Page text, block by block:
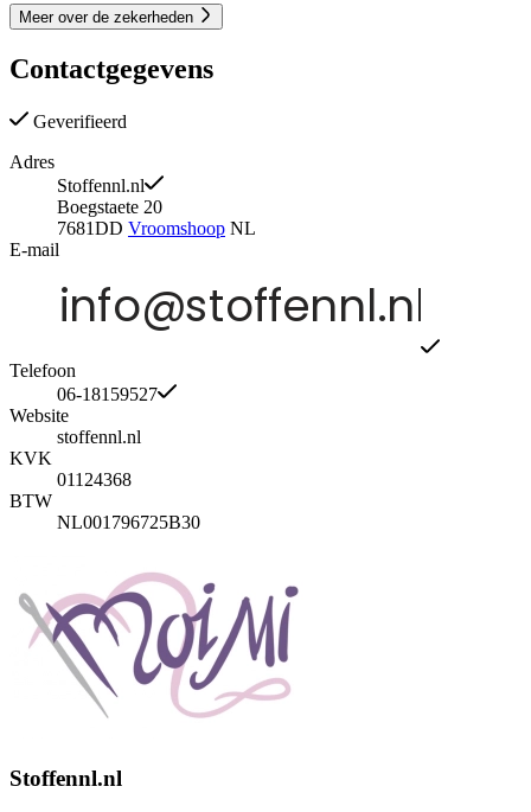
Meer over de zekerheden
Contactgegevens
Geverifieerd
Adres
Stoffennl.nl
Boegstaete 20
7681DD Vroomshoop NL
E-mail
Telefoon
06-18159527
Website
stoffennl.nl
KVK
01124368
BTW
NL001796725B30
Stoffennl.nl